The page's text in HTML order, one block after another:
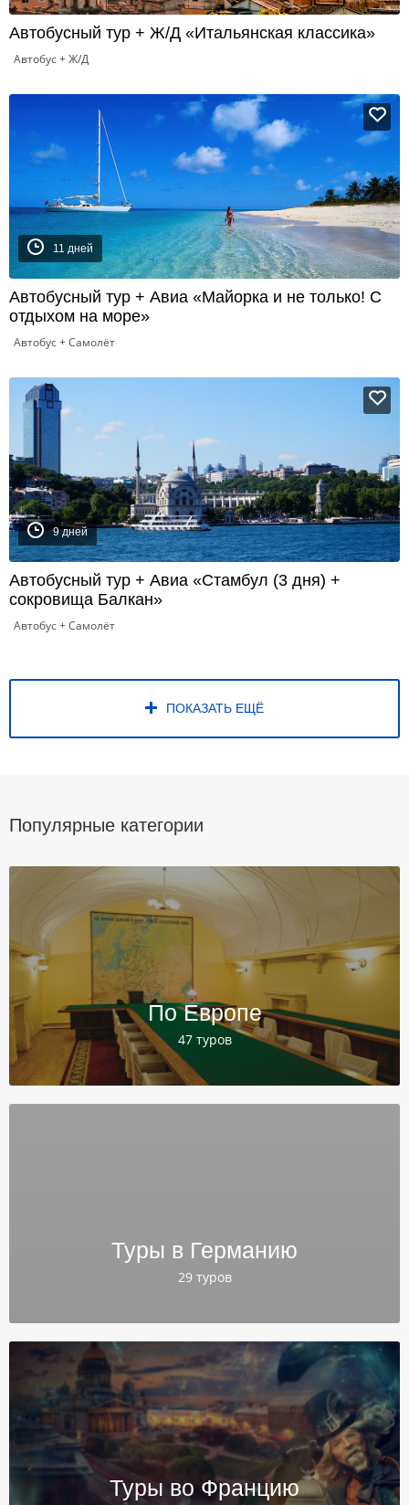
Автобусный тур + Ж/Д «Итальянская классика»
Автобус + Ж/Д
11 дней
Автобусный тур + Авиа «Майорка и не только! С
отдыхом на море»
Автобус + Самолёт
9 дней
Автобусный тур + Авиа «Стамбул (3 дня) +
сокровища Балкан»
Автобус + Самолёт
ПОКАЗАТЬ ЕЩЁ
Популярные категории
По Европе
47 туров
Туры в Германию
29 туров
Туры во Францию